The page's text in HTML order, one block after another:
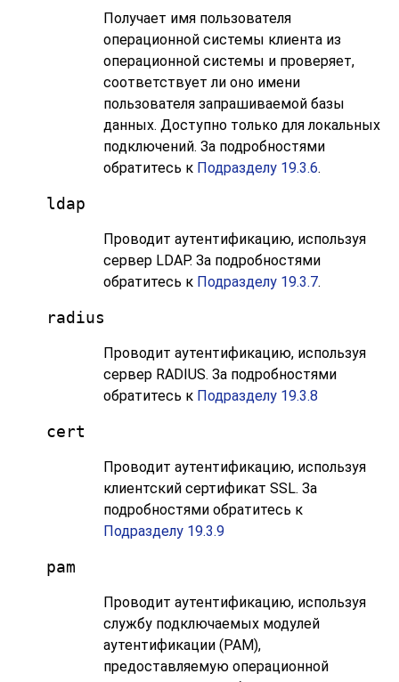
Получает имя пользователя
операционной системы клиента из
операционной системы и проверяет,
соответствует ли оно имени
пользователя запрашиваемой базы
данных. Доступно только для локальных
подключений. За подробностями
обратитесь к Подразделу 19.3.6.
ldap
Проводит аутентификацию, используя
сервер LDAP. За подробностями
обратитесь к Подразделу 19.3.7.
radius
Проводит аутентификацию, используя
сервер RADIUS. За подробностями
обратитесь к Подразделу 19.3.8
cert
Проводит аутентификацию, используя
клиентский сертификат SSL. За
подробностями обратитесь к
Подразделу 19.3.9
pam
Проводит аутентификацию, используя
службу подключаемых модулей
аутентификации (PAM),
предоставляемую операционной